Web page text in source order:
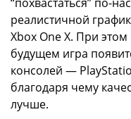
реалистичной
Xbox One X. При
будущем игра
консолей —
благодаря чему
лучше.